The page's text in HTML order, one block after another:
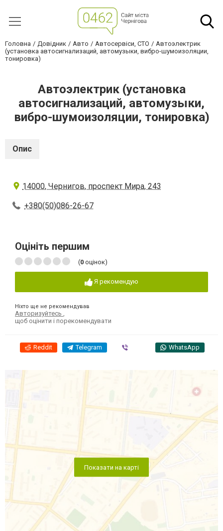
Головна Довідник Авто Автосервіси, СТО
Автоэлектрик
(установка автосигнализаций, автомузыки, вибро-шумоизоляции,
тонировка)
Автоэлектрик (установка
автосигнализаций, автомузыки,
вибро-шумоизоляции, тонировка)
Опис
14000, Чернигов, проспект Мира, 243
+380(50)086-26-67
Оцініть першим
(0 оцінок)
Я рекомендую
Ніхто ще не рекомендував
Авторизуйтесь
щоб оцінити і порекомендувати
Reddit Telegram WhatsApp
Показати на карті